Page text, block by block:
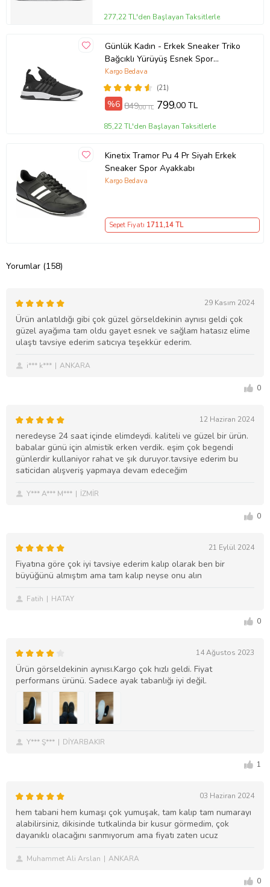
277,22 TL'den Başlayan Taksitlerle
Günlük Kadın - Erkek Sneaker Triko
Bağcıklı Yürüyüş Esnek Spor
Ayakkabı 249 (SIYAHBEYAZ-SIYAH)
(21)
Kargo Bedava
%6 849,00 TL 799,00 TL
85,22 TL'den Başlayan Taksitlerle
Kinetix Tramor Pu 4 Pr Siyah Erkek
Sneaker Spor Ayakkabı
Kargo Bedava
Sepet Fiyatı 1711,14 TL
Yorumlar (158)
29 Kasım 2024
Ürün anlatıldığı gibi çok güzel görseldekinin aynısı geldi çok
güzel ayağıma tam oldu gayet esnek ve sağlam hatasız elime
ulaştı tavsiye ederim satıcıya teşekkür ederim.
i*** k*** ANKARA
0
12 Haziran 2024
neredeyse 24 saat içinde elimdeydi. kaliteli ve güzel bir ürün.
babalar günü için almistik erken verdik. eşim çok begendi
günlerdir kullaniyor rahat ve şık duruyor.tavsiye ederim bu
saticidan alışveriş yapmaya devam edeceğim
Y*** A*** M*** İZMİR
0
21 Eylül 2024
Fiyatına göre çok iyi tavsiye ederim kalıp olarak ben bir
büyüğünü almıştım ama tam kalıp neyse onu alın
Fatih HATAY
0
14 Ağustos 2023
Ürün görseldekinin aynısı.Kargo çok hızlı geldi. Fiyat
performans ürünü. Sadece ayak tabanlığı iyi değil.
Y*** Ş*** DİYARBAKIR
1
03 Haziran 2024
hem tabani hem kumaşı çok yumuşak, tam kalıp tam numarayı
alabilirsiniz, dikisinde tutkalinda bir kusur görmedim, çok
dayanıklı olacağını sanmıyorum ama fiyatı zaten ucuz
Muhammet Ali Arslan ANKARA
0